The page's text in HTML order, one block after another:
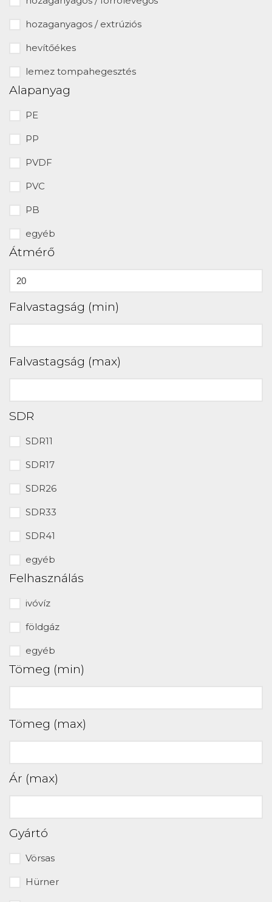
hozaganyagos / extrúziós
hevítőékes
lemez tompahegesztés
Alapanyag
PE
PP
PVDF
PVC
PB
egyéb
Átmérő
Falvastagság (min)
Falvastagság (max)
SDR
SDR11
SDR17
SDR26
SDR33
SDR41
egyéb
Felhasználás
ivóvíz
földgáz
egyéb
Tömeg (min)
Tömeg (max)
Ár (max)
Gyártó
Vörsas
Hürner